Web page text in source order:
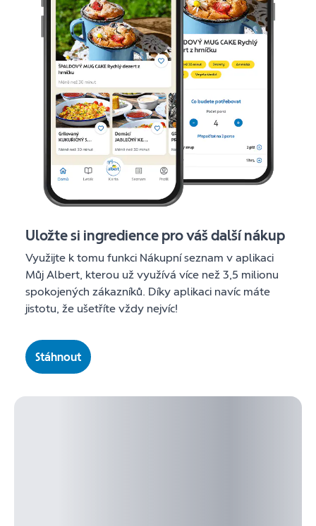
Uložte si ingredience pro váš další nákup
Využijte k tomu funkci Nákupní seznam v aplikaci
Můj Albert, kterou už využívá více než 3,5 milionu
spokojených zákazníků. Díky aplikaci navíc máte
jistotu, že ušetříte vždy nejvíc!
Stáhnout